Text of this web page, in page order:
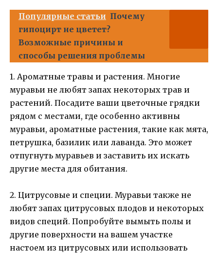
Популярные статьи Почему
гипоцирт не цветет?
Возможные причины и
способы решения проблемы
1. Ароматные травы и растения. Многие
муравьи не любят запах некоторых трав и
растений. Посадите ваши цветочные грядки
рядом с местами, где особенно активны
муравьи, ароматные растения, такие как мята,
петрушка, базилик или лаванда. Это может
отпугнуть муравьев и заставить их искать
другие места для обитания.
2. Цитрусовые и специи. Муравьи также не
любят запах цитрусовых плодов и некоторых
видов специй. Попробуйте вымыть полы и
другие поверхности на вашем участке
настоем из цитрусовых или использовать